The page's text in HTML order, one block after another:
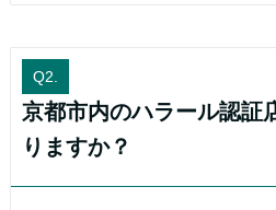
Q2.
京都市内のハラール認証
りますか？